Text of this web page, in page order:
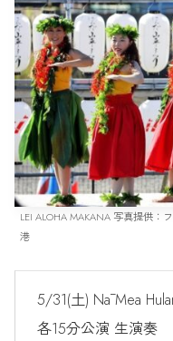
LEI ALOHA MAKANA 写真提供：
港
5/31(土) Nā Mea
各15分公演 生演奏